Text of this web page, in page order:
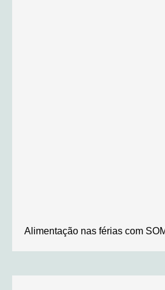
Alimentação nas férias com